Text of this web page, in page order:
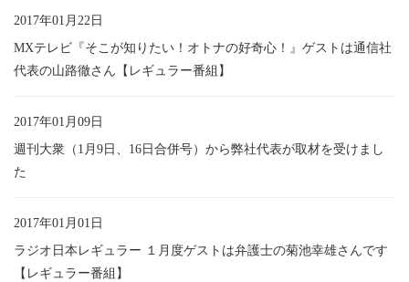
2017年01月22日
MXテレビ『そこが知りたい！オトナの好奇心！』ゲストは通信社
代表の山路徹さん【レギュラー番組】
2017年01月09日
週刊大衆（1月9日、16日合併号）から弊社代表が取材を受けまし
た
2017年01月01日
ラジオ日本レギュラー １月度ゲストは弁護士の菊池幸雄さんです
【レギュラー番組】